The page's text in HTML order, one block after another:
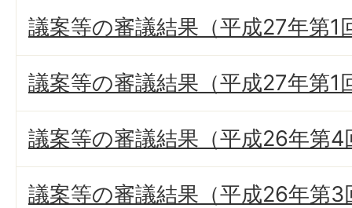
議案等の審議結果（平成27年第1
議案等の審議結果（平成27年第1
議案等の審議結果（平成26年第4
議案等の審議結果（平成26年第3